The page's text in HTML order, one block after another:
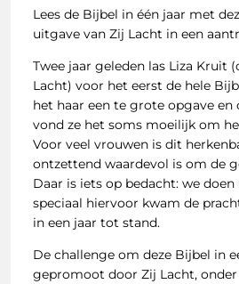
Lees de Bijbel in één jaar met
uitgave van Zij Lacht in een
Twee jaar geleden las Liza Kruit
Lacht) voor het eerst de hele
het haar een te grote opgave en
vond ze het soms moeilijk om
Voor veel vrouwen is dit
ontzettend waardevol is om de
Daar is iets op bedacht: we
speciaal hiervoor kwam de
in een jaar tot stand.
De challenge om deze Bijbel in
gepromoot door Zij Lacht,